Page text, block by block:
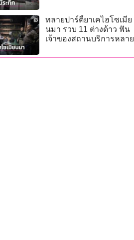
ทลายปาร์ตี้ยาเคไฮโซเมีย
นมา รวบ 11 ต่างด้าว ฟัน
เจ้าของสถานบริการหลาย